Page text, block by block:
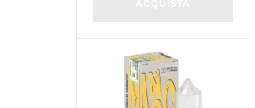
NON DISPONIBILE